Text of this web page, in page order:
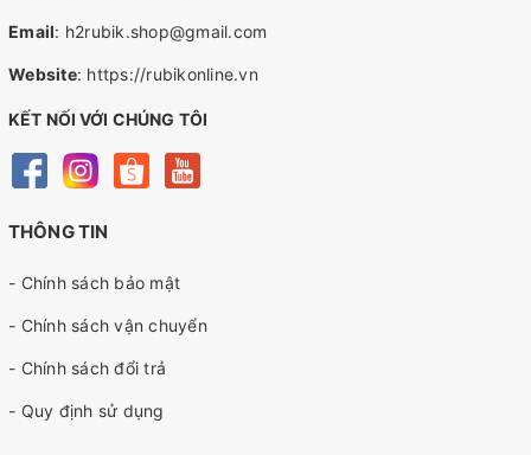
Email: h2rubik.shop@gmail.com
Website: https://rubikonline.vn
KẾT NỐI VỚI CHÚNG TÔI
THÔNG TIN
- Chính sách bảo mật
- Chính sách vận chuyển
- Chính sách đổi trả
- Quy định sử dụng